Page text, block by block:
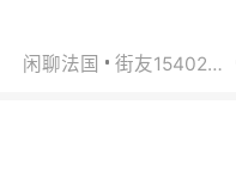
闲聊法国 街友15402223